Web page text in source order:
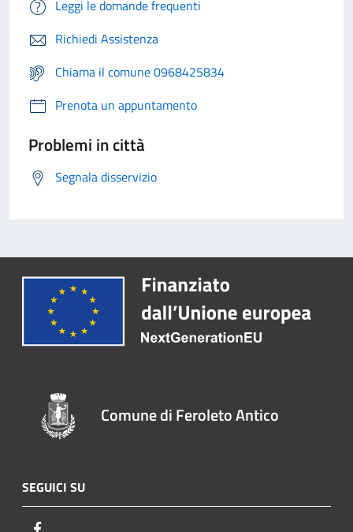
Leggi le domande frequenti
Richiedi Assistenza
Chiama il comune 0968425834
Prenota un appuntamento
Problemi in città
Segnala disservizio
Comune di Feroleto Antico
SEGUICI SU